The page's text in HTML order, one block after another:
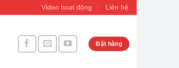
Video hoạt động Liên hệ
Đặt hàng